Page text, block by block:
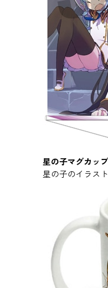
星の子マグカップ
星の子のイラス